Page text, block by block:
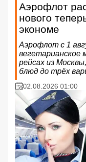
Аэрофлот
нового
экономе
Аэрофлот с 1
вегетарианское
рейсах из
блюд до трёх
02.08.2026 01:00